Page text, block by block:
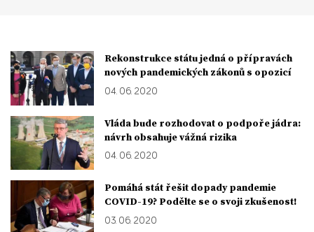
Rekonstrukce státu jedná o přípravách
nových pandemických zákonů s opozicí
04. 06. 2020
Vláda bude rozhodovat o podpoře jádra:
návrh obsahuje vážná rizika
04. 06. 2020
Pomáhá stát řešit dopady pandemie
COVID-19? Podělte se o svoji zkušenost!
03. 06. 2020